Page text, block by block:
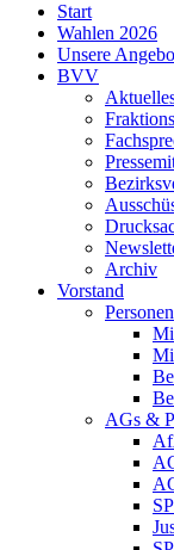
Start
Wahlen 2026
Unsere
BVV
Archiv
Vorstand
Personen
AGs &